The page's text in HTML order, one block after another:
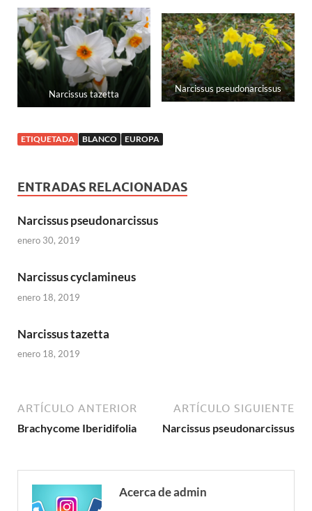
Narcissus tazetta Narcissus pseudonarcissus
ETIQUETADA BLANCO EUROPA
ENTRADAS RELACIONADAS
Narcissus pseudonarcissus
enero 30, 2019
Narcissus cyclamineus
enero 18, 2019
Narcissus tazetta
enero 18, 2019
ARTÍCULO ANTERIOR
Brachycome Iberidifolia
ARTÍCULO SIGUIENTE
Narcissus pseudonarcissus
Acerca de admin